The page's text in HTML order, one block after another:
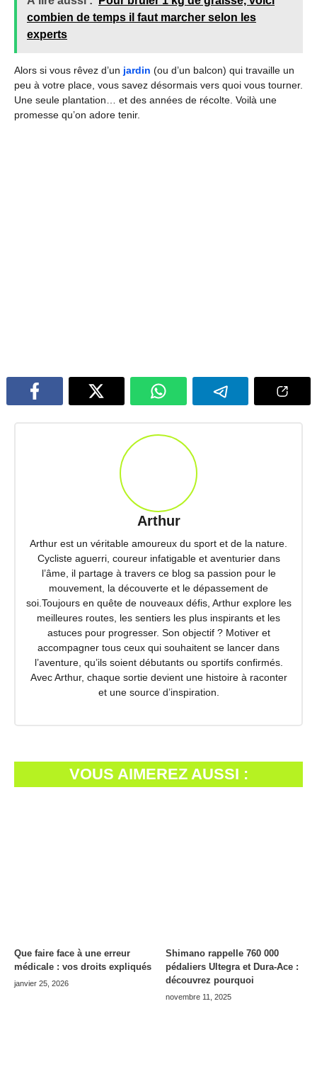
combien de temps il faut marcher selon les
experts
Alors si vous rêvez d’un jardin (ou d’un balcon) qui travaille un
peu à votre place, vous savez désormais vers quoi vous tourner.
Une seule plantation… et des années de récolte. Voilà une
promesse qu’on adore tenir.
Arthur
Arthur est un véritable amoureux du sport et de la nature.
Cycliste aguerri, coureur infatigable et aventurier dans
l’âme, il partage à travers ce blog sa passion pour le
mouvement, la découverte et le dépassement de
soi.Toujours en quête de nouveaux défis, Arthur explore les
meilleures routes, les sentiers les plus inspirants et les
astuces pour progresser. Son objectif ? Motiver et
accompagner tous ceux qui souhaitent se lancer dans
l’aventure, qu’ils soient débutants ou sportifs confirmés.
Avec Arthur, chaque sortie devient une histoire à raconter
et une source d’inspiration.
VOUS AIMEREZ AUSSI :
Que faire face à une erreur
médicale : vos droits expliqués
janvier 25, 2026
Shimano rappelle 760 000
pédaliers Ultegra et Dura-Ace :
découvrez pourquoi
novembre 11, 2025